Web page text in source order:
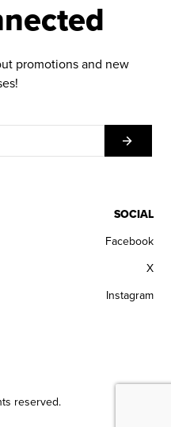
promotions and new
SOCIAL
Facebook
X
Instagram
reserved.